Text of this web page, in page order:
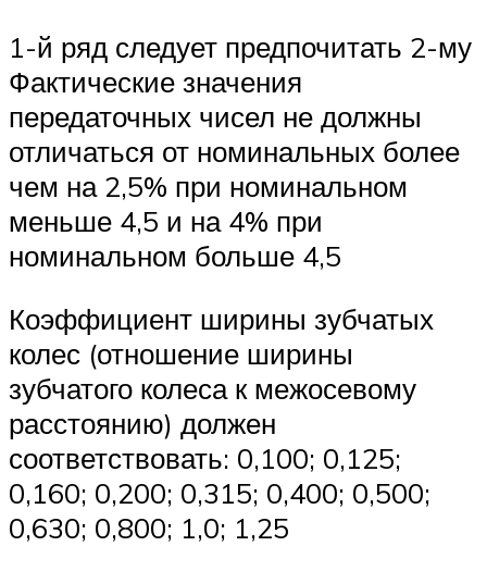
1-й ряд следует предпочитать 2-му
Фактические значения
передаточных чисел не должны
отличаться от номинальных более
чем на 2,5% при номинальном
меньше 4,5 и на 4% при
номинальном больше 4,5
Коэффициент ширины зубчатых
колес (отношение ширины
зубчатого колеса к межосевому
расстоянию) должен
соответствовать: 0,100; 0,125;
0,160; 0,200; 0,315; 0,400; 0,500;
0,630; 0,800; 1,0; 1,25